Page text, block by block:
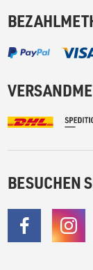
BESUCHEN